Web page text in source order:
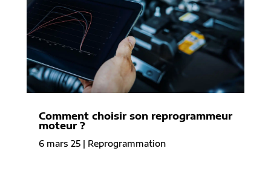
Comment choisir son reprogrammeur
moteur ?
6 mars 25| Reprogrammation